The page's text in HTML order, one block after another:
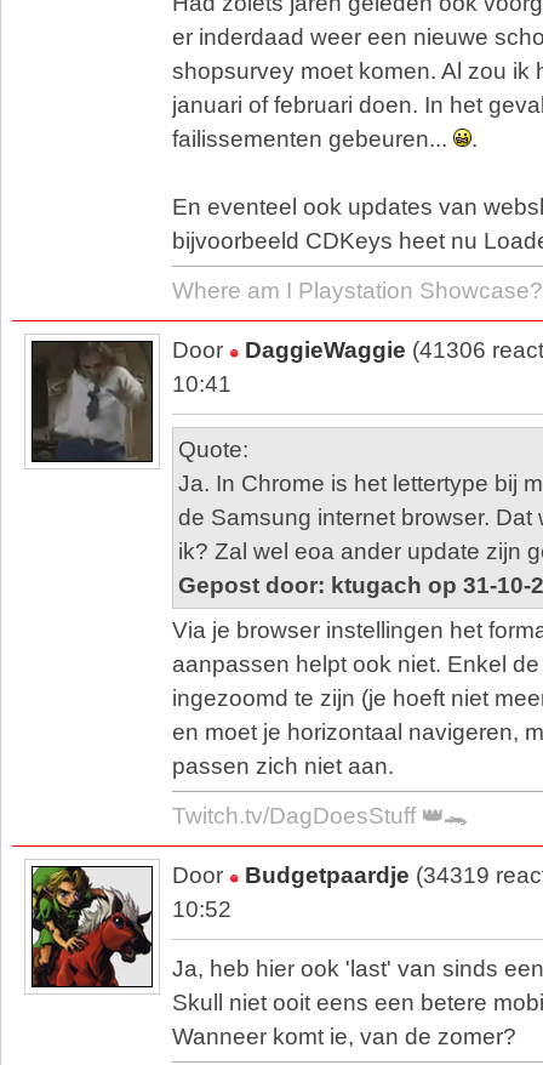
er inderdaad weer een nieuwe
shopsurvey moet komen. Al zou ik
januari of februari doen. In het
failissementen gebeuren...
.
En eventeel ook updates van
bijvoorbeeld CDKeys heet nu
Where am I Playstation
Door DaggieWaggie (41306
10:41
Quote:
Ja. In Chrome is het lettertype bij
de Samsung internet browser. Dat
ik? Zal wel eoa ander update zijn
Gepost door: ktugach op 31-10-
Via je browser instellingen het
aanpassen helpt ook niet. Enkel
ingezoomd te zijn (je hoeft niet
en moet je horizontaal navigeren,
passen zich niet aan.
Twitch.tv/DagDoesStuff 👑🐊
Door Budgetpaardje (34319
10:52
Ja, heb hier ook 'last' van sinds
Skull niet ooit eens een betere
Wanneer komt ie, van de zomer?